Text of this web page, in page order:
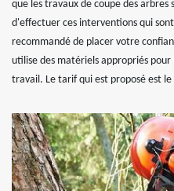
que les travaux de coupe des
d'effectuer ces interventions qui
recommandé de placer votre
utilise des matériels appropriés
travail. Le tarif qui est proposé est